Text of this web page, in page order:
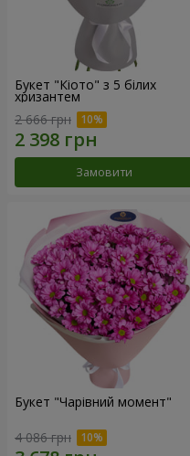
Букет "Кіото" з 5 білих
хризантем
2 666 грн
Замовити
Букет "Чарівний момент"
4 086 грн